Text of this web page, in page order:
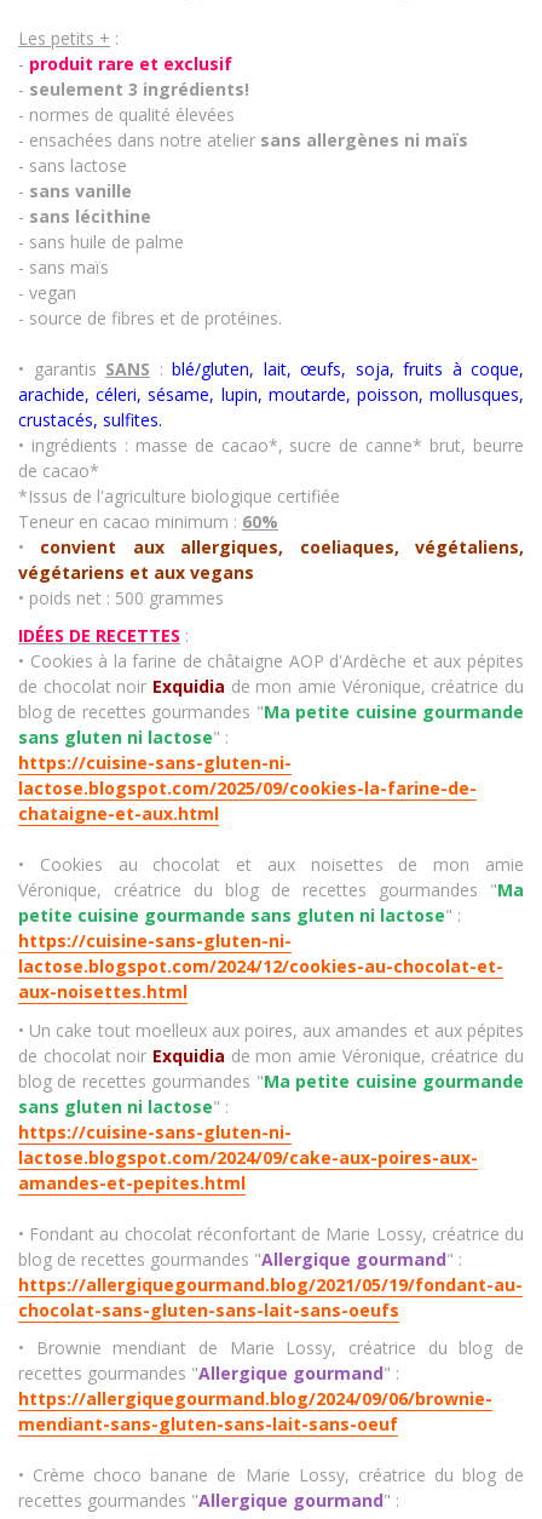
Les petits + :
- produit rare et exclusif
- seulement 3 ingrédients!
- normes de qualité élevées
- ensachées dans notre atelier sans allergènes ni maïs
- sans lactose
- sans vanille
- sans lécithine
- sans huile de palme
- sans maïs
- vegan
- source de fibres et de protéines.
• garantis SANS : blé/gluten, lait, œufs, soja, fruits à coque,
arachide, céleri, sésame, lupin, moutarde, poisson, mollusques,
crustacés, sulfites.
• ingrédients : masse de cacao*, sucre de canne* brut, beurre
de cacao*
*Issus de l'agriculture biologique certifiée
Teneur en cacao minimum : 60%
• convient aux allergiques, coeliaques, végétaliens,
végétariens et aux vegans
• poids net : 500 grammes
IDÉES DE RECETTES :
• Cookies à la farine de châtaigne AOP d'Ardèche et aux pépites
de chocolat noir Exquidia de mon amie Véronique, créatrice du
blog de recettes gourmandes "Ma petite cuisine gourmande
sans gluten ni lactose" :
https://cuisine-sans-gluten-ni-
lactose.blogspot.com/2025/09/cookies-la-farine-de-
chataigne-et-aux.html
• Cookies au chocolat et aux noisettes de mon amie
Véronique, créatrice du blog de recettes gourmandes "Ma
petite cuisine gourmande sans gluten ni lactose" :
https://cuisine-sans-gluten-ni-
lactose.blogspot.com/2024/12/cookies-au-chocolat-et-
aux-noisettes.html
• Un cake tout moelleux aux poires, aux amandes et aux pépites
de chocolat noir Exquidia de mon amie Véronique, créatrice du
blog de recettes gourmandes "Ma petite cuisine gourmande
sans gluten ni lactose" :
https://cuisine-sans-gluten-ni-
lactose.blogspot.com/2024/09/cake-aux-poires-aux-
amandes-et-pepites.html
• Fondant au chocolat réconfortant de Marie Lossy, créatrice du
blog de recettes gourmandes "Allergique gourmand" :
https://allergiquegourmand.blog/2021/05/19/fondant-au-
chocolat-sans-gluten-sans-lait-sans-oeufs
• Brownie mendiant de Marie Lossy, créatrice du blog de
recettes gourmandes "Allergique gourmand" :
https://allergiquegourmand.blog/2024/09/06/brownie-
mendiant-sans-gluten-sans-lait-sans-oeuf
• Crème choco banane de Marie Lossy, créatrice du blog de
recettes gourmandes "Allergique gourmand" :